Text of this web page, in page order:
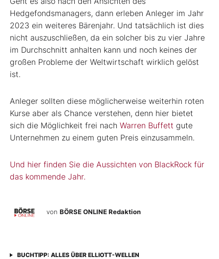
Hedgefondsmanagers, dann erleben Anleger im Jahr
2023 ein weiteres Bärenjahr. Und tatsächlich ist dies
nicht auszuschließen, da ein solcher bis zu vier Jahre
im Durchschnitt anhalten kann und noch keines der
großen Probleme der Weltwirtschaft wirklich gelöst
ist.
Anleger sollten diese möglicherweise weiterhin roten
Kurse aber als Chance verstehen, denn hier bietet
sich die Möglichkeit frei nach Warren Buffett gute
Unternehmen zu einem guten Preis einzusammeln.
Und hier finden Sie die Aussichten von BlackRock für
das kommende Jahr.
von BÖRSE ONLINE Redaktion
BUCHTIPP: ALLES ÜBER ELLIOTT-WELLEN